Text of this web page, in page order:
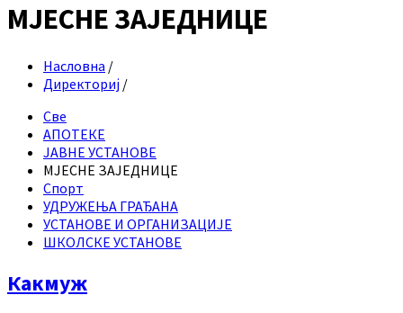
МЈЕСНЕ ЗАЈЕДНИЦЕ
Насловна /
Директориј /
Све
АПОТЕКЕ
ЈАВНЕ УСТАНОВЕ
МЈЕСНЕ ЗАЈЕДНИЦЕ
Спорт
УДРУЖЕЊА ГРАЂАНА
УСТАНОВЕ И ОРГАНИЗАЦИЈЕ
ШКОЛСКЕ УСТАНОВЕ
Какмуж